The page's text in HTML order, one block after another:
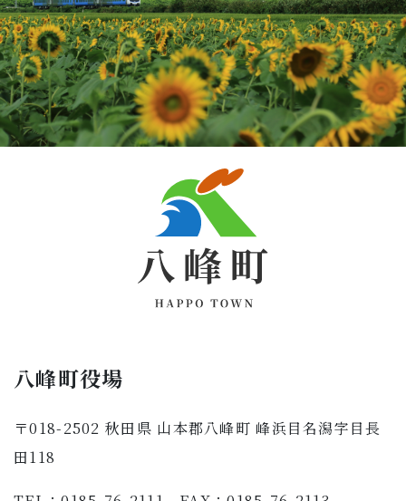
八峰町役場
〒018-2502 秋田県 山本郡八峰町 峰浜目名潟字目長
田118